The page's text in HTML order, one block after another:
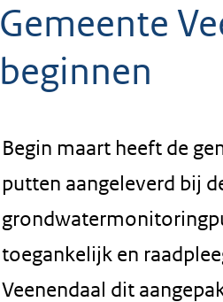
Gemeente
beginnen
Begin maart heeft de
putten aangeleverd bij
toegankelijk en
Veenendaal dit